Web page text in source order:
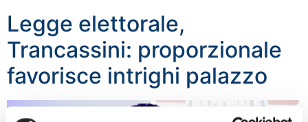
Legge elettorale,
Trancassini: proporzionale
favorisce intrighi palazzo